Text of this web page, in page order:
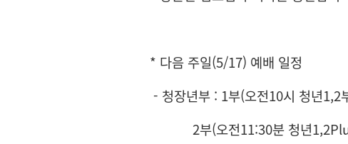
* 다음 주일(5/17) 예배 일정
- 청장년부 : 1부(오전10시 청년1,2
2부(오전11:30분 청년